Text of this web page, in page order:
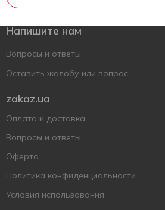
Поддержать ВСУ
Напишите нам
Вопросы и ответы
Оставить жалобу или вопрос
zakaz.ua
Оплата и доставка
Вопросы и ответы
Оферта
Политика конфиденциальности
Условия использования